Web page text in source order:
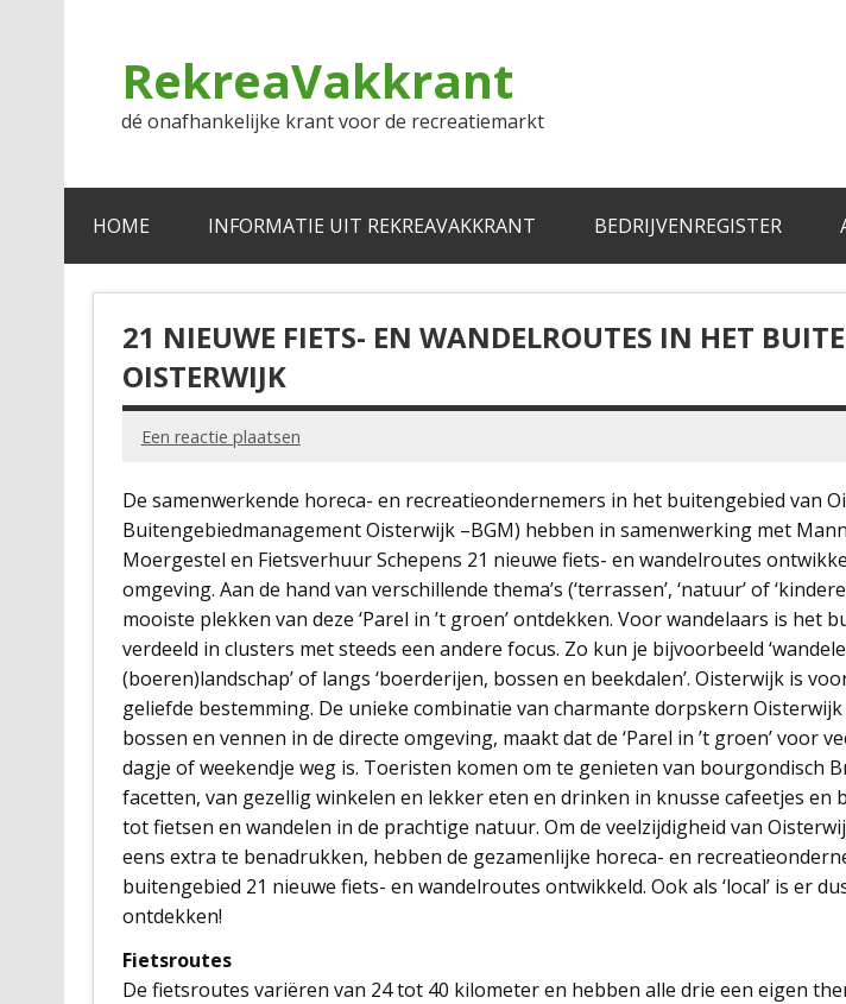
RekreaVakkrant
dé onafhankelijke krant voor de recreatiemarkt
HOME INFORMATIE UIT REKREAVAKKRANT BEDRIJVENREGISTER
21 NIEUWE FIETS- EN WANDELROUTES IN HET
OISTERWIJK
Een reactie plaatsen
De samenwerkende horeca- en recreatieondernemers in het buitengebied van
Buitengebiedmanagement Oisterwijk –BGM) hebben in samenwerking met
Moergestel en Fietsverhuur Schepens 21 nieuwe fiets- en wandelroutes
omgeving. Aan de hand van verschillende thema’s (‘terrassen’, ‘natuur’ of
mooiste plekken van deze ‘Parel in ’t groen’ ontdekken. Voor wandelaars is het
verdeeld in clusters met steeds een andere focus. Zo kun je bijvoorbeeld
(boeren)landschap’ of langs ‘boerderijen, bossen en beekdalen’. Oisterwijk is
geliefde bestemming. De unieke combinatie van charmante dorpskern
bossen en vennen in de directe omgeving, maakt dat de ‘Parel in ’t groen’ voor
dagje of weekendje weg is. Toeristen komen om te genieten van bourgondisch
facetten, van gezellig winkelen en lekker eten en drinken in knusse cafeetjes en
tot fietsen en wandelen in de prachtige natuur. Om de veelzijdigheid van
eens extra te benadrukken, hebben de gezamenlijke horeca- en
buitengebied 21 nieuwe fiets- en wandelroutes ontwikkeld. Ook als ‘local’ is er
ontdekken!
Fietsroutes
De fietsroutes variëren van 24 tot 40 kilometer en hebben alle drie een eigen